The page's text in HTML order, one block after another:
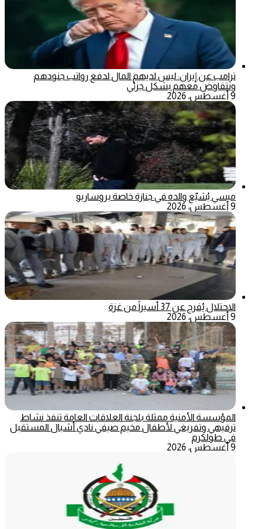
ترامب عن إيران: ليس لديهم المال لدفع رواتب جنودهم
ونتفاوض معهم بشكل جزئي
9 أغسطس، 2026
ميسي يُشيّع والده في جنازة خاصة بروساريو
9 أغسطس، 2026
الاحتلال يُفرج عن 37 أسيراً من غزة
9 أغسطس، 2026
المؤسسة الأمنية ممثلة بلجنة العلاقات العامة تنفذ نشاط
ترفيهي وتفريغي لأطفال مخيم صيفي نادي أشبال المستقبل
في طولكرم
9 أغسطس، 2026